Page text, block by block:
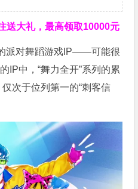
送大礼，最高领取10000元
派对舞蹈游戏IP——可能很
IP中，“舞力全开”系列的累
次于位列第一的“刺客信